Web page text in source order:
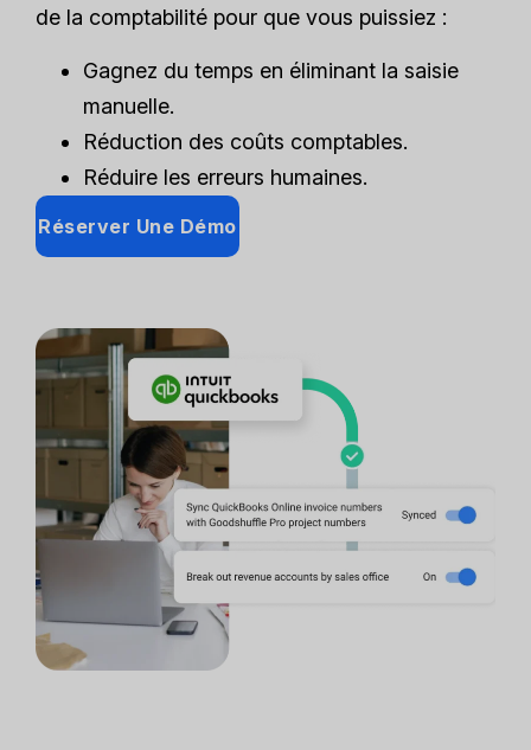
de la comptabilité pour que vous puissiez :
Gagnez du temps en éliminant la saisie
manuelle.
Réduction des coûts comptables.
Réduire les erreurs humaines.
Réserver Une Démo